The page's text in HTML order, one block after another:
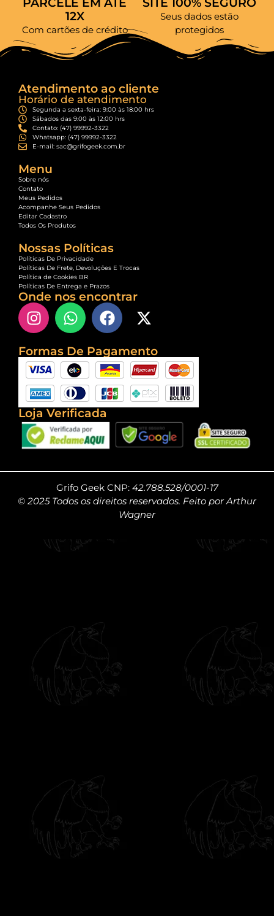
PARCELE EM ATÉ
12X
Com cartões de crédito
SITE 100% SEGURO
Seus dados estão
protegidos
Atendimento ao cliente
Horário de atendimento
Segunda a sexta-feira: 9:00 às 18:00 hrs
Sábados das 9:00 às 12:00 hrs
Contato: (47) 99992-3322
Whatsapp: (47) 99992-3322
E-mail: sac@grifogeek.com.br
Menu
Sobre nós
Contato
Meus Pedidos
Acompanhe Seus Pedidos
Editar Cadastro
Todos Os Produtos
Nossas Políticas
Políticas De Privacidade
Políticas De Frete, Devoluções E Trocas
Política de Cookies BR
Políticas De Entrega e Prazos
Onde nos encontrar
Formas De Pagamento
Loja Verificada
Grifo Geek CNP: 42.788.528/0001-17
© 2025 Todos os direitos reservados. Feito por Arthur
Wagner